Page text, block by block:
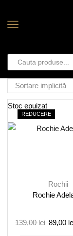
REDUCERE
Stoc epuizat
Rochii
Rochie
139,00lei 89,00